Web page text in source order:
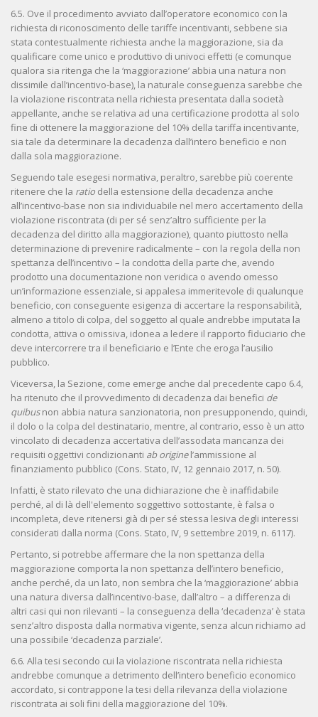
6.5. Ove il procedimento avviato dall’operatore economico con la
richiesta di riconoscimento delle tariffe incentivanti, sebbene sia
stata contestualmente richiesta anche la maggiorazione, sia da
qualificare come unico e produttivo di univoci effetti (e comunque
qualora sia ritenga che la ‘maggiorazione’ abbia una natura non
dissimile dall’incentivo-base), la naturale conseguenza sarebbe che
la violazione riscontrata nella richiesta presentata dalla società
appellante, anche se relativa ad una certificazione prodotta al solo
fine di ottenere la maggiorazione del 10% della tariffa incentivante,
sia tale da determinare la decadenza dall’intero beneficio e non
dalla sola maggiorazione.
Seguendo tale esegesi normativa, peraltro, sarebbe più coerente
ritenere che la ratio della estensione della decadenza anche
all’incentivo-base non sia individuabile nel mero accertamento della
violazione riscontrata (di per sé senz’altro sufficiente per la
decadenza del diritto alla maggiorazione), quanto piuttosto nella
determinazione di prevenire radicalmente – con la regola della non
spettanza dell’incentivo – la condotta della parte che, avendo
prodotto una documentazione non veridica o avendo omesso
un’informazione essenziale, si appalesa immeritevole di qualunque
beneficio, con conseguente esigenza di accertare la responsabilità,
almeno a titolo di colpa, del soggetto al quale andrebbe imputata la
condotta, attiva o omissiva, idonea a ledere il rapporto fiduciario che
deve intercorrere tra il beneficiario e l’Ente che eroga l’ausilio
pubblico.
Viceversa, la Sezione, come emerge anche dal precedente capo 6.4,
ha ritenuto che il provvedimento di decadenza dai benefici de
quibusnon abbia natura sanzionatoria, non presupponendo, quindi,
il dolo o la colpa del destinatario, mentre, al contrario, esso è un atto
vincolato di decadenza accertativa dell’assodata mancanza dei
requisiti oggettivi condizionanti ab originel’ammissione al
finanziamento pubblico (Cons. Stato, IV, 12 gennaio 2017, n. 50).
Infatti, è stato rilevato che una dichiarazione che è inaffidabile
perché, al di là dell'elemento soggettivo sottostante, è falsa o
incompleta, deve ritenersi già di per sé stessa lesiva degli interessi
considerati dalla norma (Cons. Stato, IV, 9 settembre 2019, n. 6117).
Pertanto, si potrebbe affermare che la non spettanza della
maggiorazione comporta la non spettanza dell’intero beneficio,
anche perché, da un lato, non sembra che la ‘maggiorazione’ abbia
una natura diversa dall’incentivo-base, dall’altro – a differenza di
altri casi qui non rilevanti – la conseguenza della ‘decadenza’ è stata
senz’altro disposta dalla normativa vigente, senza alcun richiamo ad
una possibile ‘decadenza parziale’.
6.6. Alla tesi secondo cui la violazione riscontrata nella richiesta
andrebbe comunque a detrimento dell’intero beneficio economico
accordato, si contrappone la tesi della rilevanza della violazione
riscontrata ai soli fini della maggiorazione del 10%.